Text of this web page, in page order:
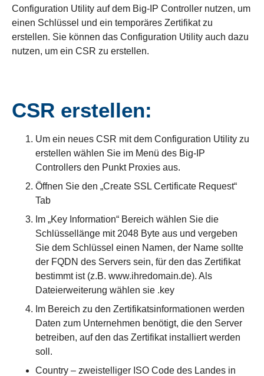
Configuration Utility auf dem Big-IP Controller nutzen, um
einen Schlüssel und ein temporäres Zertifikat zu
erstellen. Sie können das Configuration Utility auch dazu
nutzen, um ein CSR zu erstellen.
CSR erstellen:
Um ein neues CSR mit dem Configuration Utility zu
erstellen wählen Sie im Menü des Big-IP
Controllers den Punkt Proxies aus.
Öffnen Sie den „Create SSL Certificate Request“
Tab
Im „Key Information“ Bereich wählen Sie die
Schlüssellänge mit 2048 Byte aus und vergeben
Sie dem Schlüssel einen Namen, der Name sollte
der FQDN des Servers sein, für den das Zertifikat
bestimmt ist (z.B. www.ihredomain.de). Als
Dateierweiterung wählen sie .key
Im Bereich zu den Zertifikatsinformationen werden
Daten zum Unternehmen benötigt, die den Server
betreiben, auf den das Zertifikat installiert werden
soll.
Country – zweistelliger ISO Code des Landes in